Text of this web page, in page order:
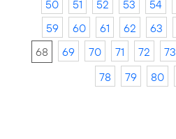
50
51 52 53 54
59
60 61 62 63
68
69 70 71 72 73
78
79 80